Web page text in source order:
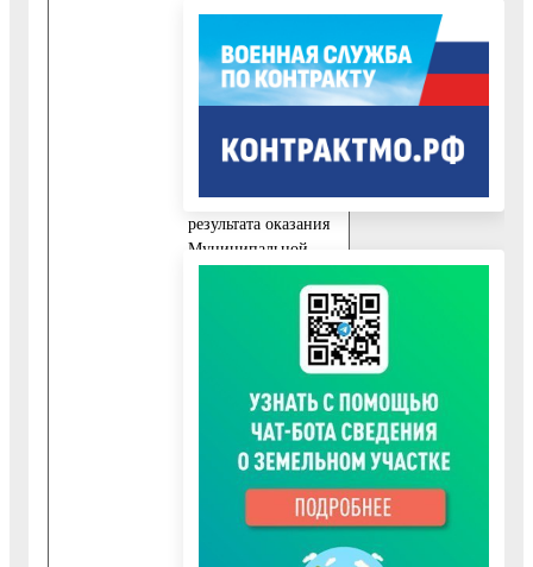
Муниципальной
услуги
Представителя
уполномоченного на
и получение
результата оказания
Муниципальной
10.2.1. Заявление на
Муниципальной
подписанное
непосредственно
самим Заявителем;
10.2.2. Документ,
удостоверяющий